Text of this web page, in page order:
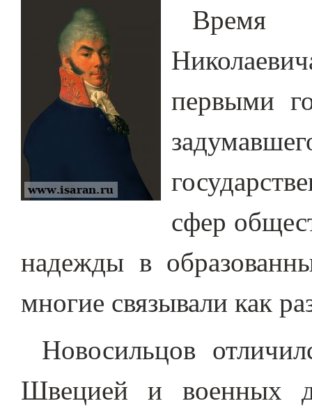
Время
первыми
сфер
надежды в
многие связывали как
Новосильцов
Швецией и военных